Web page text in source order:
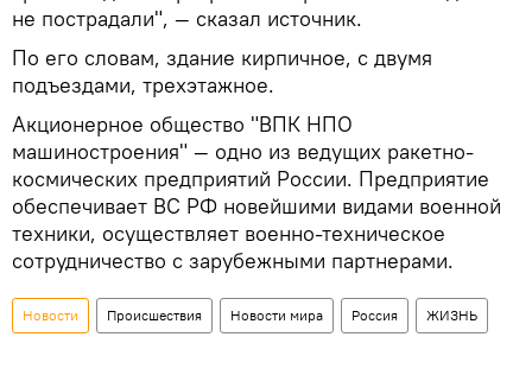
не пострадали", — сказал источник.
По его словам, здание кирпичное, с двумя
подъездами, трехэтажное.
Акционерное общество "ВПК НПО
машиностроения" — одно из ведущих ракетно-
космических предприятий России. Предприятие
обеспечивает ВС РФ новейшими видами военной
техники, осуществляет военно-техническое
сотрудничество с зарубежными партнерами.
Новости Происшествия Новости мира Россия ЖИЗНЬ